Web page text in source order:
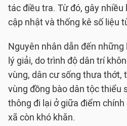
tác điều tra. Từ đó, gây
cập nhật và thống kê số liệu
Nguyên nhân dẫn đến
lý giải, do trình độ dân trí
vùng, dân cư sống thưa thớt,
vùng đồng bào dân tộc thiểu
thông đi lại ở giữa điểm
xã còn khó khăn.